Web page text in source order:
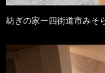
紡ぎの家ー四街道市みそ